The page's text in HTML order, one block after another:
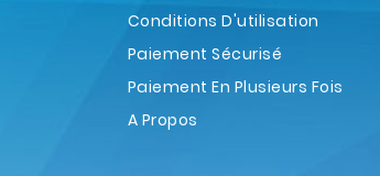
Conditions D'utilisation
Paiement Sécurisé
Paiement En Plusieurs Fois
A Propos